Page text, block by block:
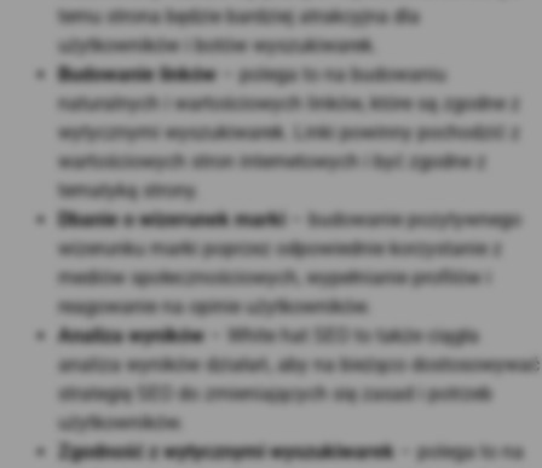
temu strona będzie bardziej atrakcyjna dla
użytkowników i botów wyszukiwarek.
Budowanie linków – polega to na budowaniu
naturalnych i wartościowych linków, które są zgodne z
wytycznymi wyszukiwarek. Linki powinny pochodzić z
wartościowych stron internetowych i być zgodne z
tematyką strony.
Dbanie o wizerunek marki – budowanie pozytywnego
wizerunku marki poprzez odpowiednie korzystanie z
mediów społecznościowych, wypełnianie profilów i
reagowanie na opinie użytkowników.
Analiza wyników – White hat SEO to także ciągła
analiza wyników działań, aby na bieżąco dostosowywać
strategię SEO do zmieniających się zasad i potrzeb
użytkowników.
Zgodność z wytycznymi wyszukiwarek – polega to na